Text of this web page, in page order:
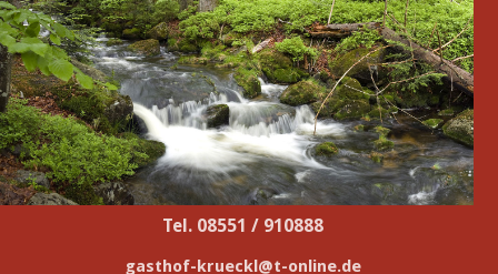
Tel. 08551 / 910888
gasthof-krueckl@t-online.de